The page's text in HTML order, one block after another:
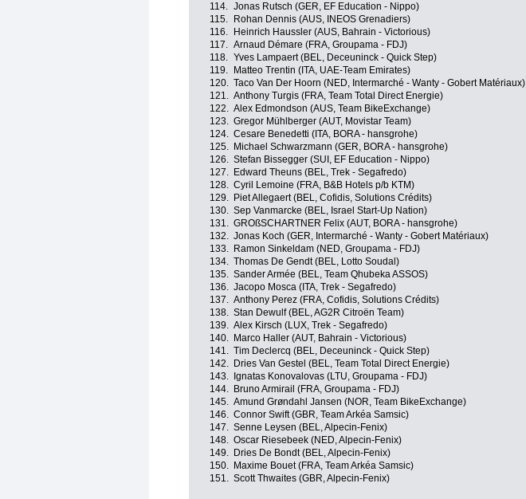
114. Jonas Rutsch (GER, EF Education - Nippo)
115.
Rohan Dennis (AUS, INEOS Grenadiers)
116.
Heinrich Haussler (AUS, Bahrain - Victorious)
117. Arnaud Démare (FRA, Groupama - FDJ)
118. Yves Lampaert (BEL, Deceuninck - Quick Step)
119.
Matteo Trentin (ITA, UAE-Team Emirates)
120. Taco Van Der Hoorn (NED, Intermarché - Wanty - Gobert Matériaux)
121. Anthony Turgis (FRA, Team Total Direct Energie)
122. Alex Edmondson (AUS, Team BikeExchange)
123. Gregor Mühlberger (AUT, Movistar Team)
124. Cesare Benedetti (ITA, BORA - hansgrohe)
125.
Michael Schwarzmann (GER, BORA - hansgrohe)
126. Stefan Bissegger (SUI, EF Education - Nippo)
127.
Edward Theuns (BEL, Trek - Segafredo)
128. Cyril Lemoine (FRA, B&B Hotels p/b KTM)
129.
Piet Allegaert (BEL, Cofidis, Solutions Crédits)
130. Sep Vanmarcke (BEL, Israel Start-Up Nation)
131. GROßSCHARTNER Felix (AUT, BORA - hansgrohe)
132. Jonas Koch (GER, Intermarché - Wanty - Gobert Matériaux)
133.
Ramon Sinkeldam (NED, Groupama - FDJ)
134. Thomas De Gendt (BEL, Lotto Soudal)
135. Sander Armée (BEL, Team Qhubeka ASSOS)
136. Jacopo Mosca (ITA, Trek - Segafredo)
137. Anthony Perez (FRA, Cofidis, Solutions Crédits)
138. Stan Dewulf (BEL, AG2R Citroën Team)
139. Alex Kirsch (LUX, Trek - Segafredo)
140.
Marco Haller (AUT, Bahrain - Victorious)
141. Tim Declercq (BEL, Deceuninck - Quick Step)
142.
Dries Van Gestel (BEL, Team Total Direct Energie)
143.
Ignatas Konovalovas (LTU, Groupama - FDJ)
144.
Bruno Armirail (FRA, Groupama - FDJ)
145. Amund Grøndahl Jansen (NOR, Team BikeExchange)
146. Connor Swift (GBR, Team Arkéa Samsic)
147. Senne Leysen (BEL, Alpecin-Fenix)
148. Oscar Riesebeek (NED, Alpecin-Fenix)
149.
Dries De Bondt (BEL, Alpecin-Fenix)
150.
Maxime Bouet (FRA, Team Arkéa Samsic)
151. Scott Thwaites (GBR, Alpecin-Fenix)